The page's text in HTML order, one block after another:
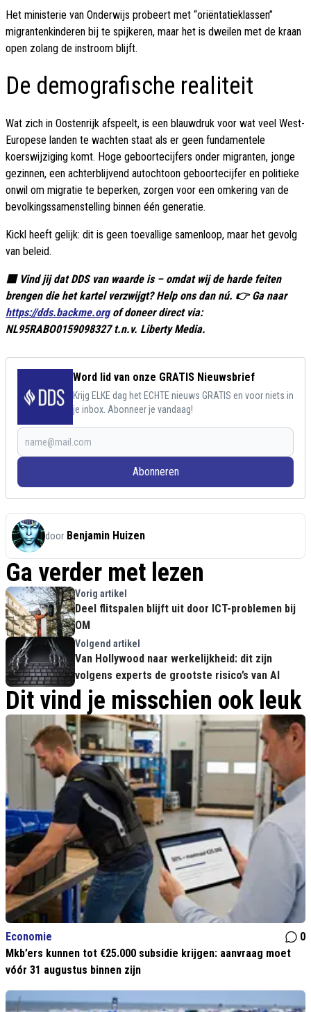
Het ministerie van Onderwijs probeert met “oriëntatieklassen”
migrantenkinderen bij te spijkeren, maar het is dweilen met de kraan
open zolang de instroom blijft.
De demografische realiteit
Wat zich in Oostenrijk afspeelt, is een blauwdruk voor wat veel West-
Europese landen te wachten staat als er geen fundamentele
koerswijziging komt. Hoge geboortecijfers onder migranten, jonge
gezinnen, een achterblijvend autochtoon geboortecijfer en politieke
onwil om migratie te beperken, zorgen voor een omkering van de
bevolkingssamenstelling binnen één generatie.
Kickl heeft gelijk: dit is geen toevallige samenloop, maar het gevolg
van beleid.
🟥 Vind jij dat DDS van waarde is – omdat wij de harde feiten
brengen die het kartel verzwijgt? Help ons dan nú. 👉 Ga naar
https://dds.backme.orgof doneer direct via:
NL95RABO0159098327 t.n.v. Liberty Media.
Word lid van onze GRATIS Nieuwsbrief
Krijg ELKE dag het ECHTE nieuws GRATIS en voor niets in
je inbox. Abonneer je vandaag!
Abonneren
door Benjamin Huizen
Ga verder met lezen
Vorig artikel
Deel flitspalen blijft uit door ICT-problemen bij
OM
Volgend artikel
Van Hollywood naar werkelijkheid: dit zijn
volgens experts de grootste risico’s van AI
Dit vind je misschien ook leuk
Economie
0
Mkb’ers kunnen tot €25.000 subsidie krijgen: aanvraag moet
vóór 31 augustus binnen zijn